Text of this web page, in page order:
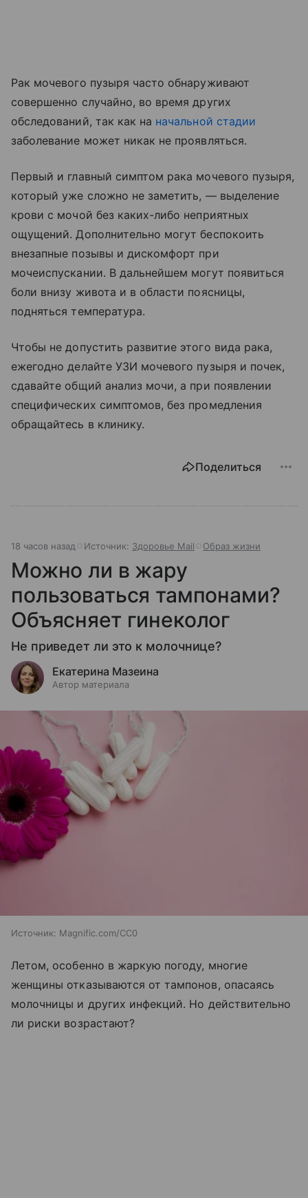
Рак мочевого пузыря часто обнаруживают
совершенно случайно, во время других
обследований, так как на начальной стадии
заболевание может никак не проявляться.
Первый и главный симптом рака мочевого пузыря,
который уже сложно не заметить, — выделение
крови с мочой без каких-либо неприятных
ощущений. Дополнительно могут беспокоить
внезапные позывы и дискомфорт при
мочеиспускании. В дальнейшем могут появиться
боли внизу живота и в области поясницы,
подняться температура.
Чтобы не допустить развитие этого вида рака,
ежегодно делайте УЗИ мочевого пузыря и почек,
сдавайте общий анализ мочи, а при появлении
специфических симптомов, без промедления
обращайтесь в клинику.
Поделиться
18 часов назад Источник: Здоровье Mail Образ жизни
Можно ли в жару
пользоваться тампонами?
Объясняет гинеколог
Не приведет ли это к молочнице?
Екатерина Мазеина
Автор материала
Источник: Magnific.com/CC0
Летом, особенно в жаркую погоду, многие
женщины отказываются от тампонов, опасаясь
молочницы и других инфекций. Но действительно
ли риски возрастают?